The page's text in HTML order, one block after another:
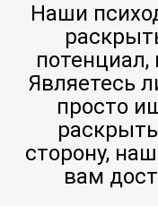
Наши
потенциал,
Являетесь
просто
сторону,
вам